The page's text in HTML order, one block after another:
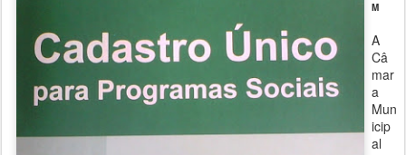
M
A
Câ
mar
a
Mun
icip
al